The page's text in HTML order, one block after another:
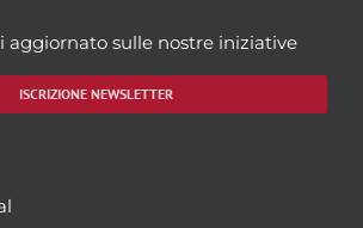
aggiornato sulle nostre iniziative
ISCRIZIONE NEWSLETTER